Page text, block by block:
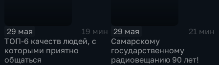
29 мая
19 мин
ТОП-6 качеств людей, с
которыми приятно
общаться
29 мая
21 мин
Самарскому
государственному
радиовещанию 90 лет!